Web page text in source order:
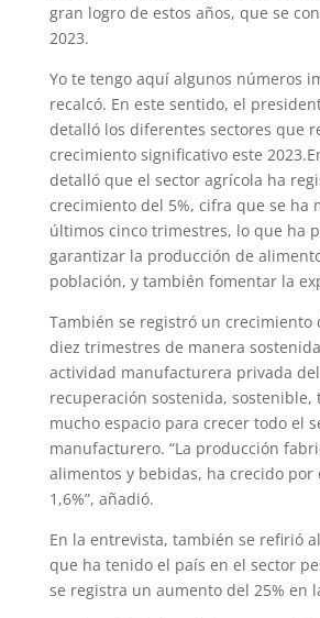
gran logro de estos años, que se
2023.
Yo te tengo aquí algunos números
recalcó. En este sentido, el
detalló los diferentes sectores que
crecimiento significativo este
detalló que el sector agrícola ha
crecimiento del 5%, cifra que se ha
últimos cinco trimestres, lo que ha
garantizar la producción de
población, y también fomentar la
También se registró un crecimiento
diez trimestres de manera
actividad manufacturera privada
recuperación sostenida, sostenible,
mucho espacio para crecer todo el
manufacturero. “La producción
alimentos y bebidas, ha crecido por
1,6%”, añadió.
En la entrevista, también se refirió
que ha tenido el país en el sector
se registra un aumento del 25% en